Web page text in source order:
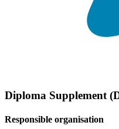
Diploma Supplement
Responsible organisation